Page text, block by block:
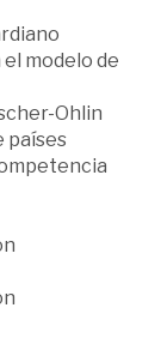
modelo de
Ohlin
países